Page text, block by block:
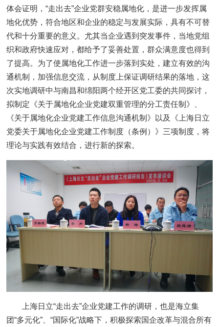
体会证明，“走出去”企业党群安稳属地化，是进一步发挥属
地化优势，符合地区和企业的稳定与发展实际，具有不可替
代和十分重要的意义。尤其当企业遇到突发事件，当地党组
织和政府快速应对，都给予了妥善处置，群众满意度也得到
了提高。为了使属地化工作进一步落到实处，建立有效的沟
通机制，加强信息交流，从制度上保证调研结果的落地，这
次实地调研中与南昌和绵阳两个经开区党工委的共同探讨，
拟制定《关于属地化企业党建双重管理的分工责任制》、
《关于属地化企业党建工作信息沟通机制》以及《上海日立
党委关于属地化企业党建工作制度（条例）》三项制度，将
理论与实践有效结合，进行新的探索。
上海日立“走出去”企业党建工作的调研，也是海立集
团“多元化”、“国际化”战略下，积极探索国企改革与混合所有